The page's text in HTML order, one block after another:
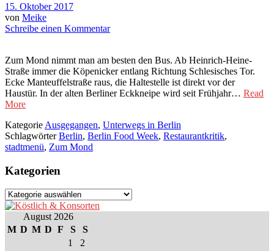
15. Oktober 2017
von Meike
Schreibe einen Kommentar
Zum Mond nimmt man am besten den Bus. Ab Heinrich-Heine-
Straße immer die Köpenicker entlang Richtung Schlesisches Tor.
Ecke Manteuffelstraße raus, die Haltestelle ist direkt vor der
Haustür. In der alten Berliner Eckkneipe wird seit Frühjahr… Read
More
Kategorie Ausgegangen, Unterwegs in Berlin
SchlagwörterBerlin, Berlin Food Week, Restaurantkritik,
stadtmenü, Zum Mond
Kategorien
Kategorien
August 2026
M D M D F S
S
1
2